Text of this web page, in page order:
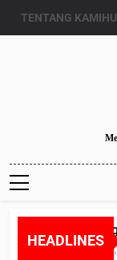
TENTANG KAMI
HEADLINES
Juli 24,